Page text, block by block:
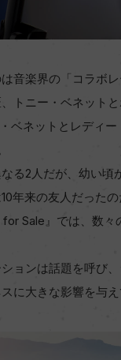
音楽界の「コラボレ
トニー・ベネット
ベネットとレディ
る2人だが、幼い
年来の友人だったの
Sale』では、数
ョンは話題を呼び
に大きな影響を与